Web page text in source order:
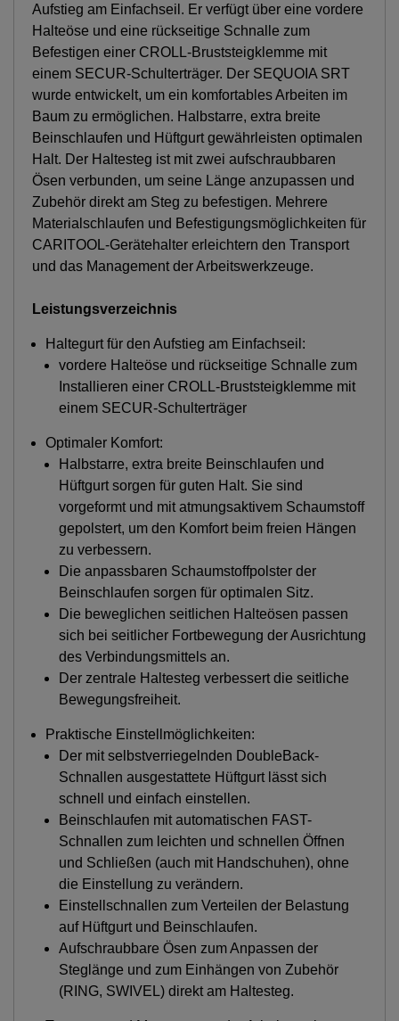
Aufstieg am Einfachseil. Er verfügt über eine vordere
Halteöse und eine rückseitige Schnalle zum
Befestigen einer CROLL-Bruststeigklemme mit
einem SECUR-Schulterträger. Der SEQUOIA SRT
wurde entwickelt, um ein komfortables Arbeiten im
Baum zu ermöglichen. Halbstarre, extra breite
Beinschlaufen und Hüftgurt gewährleisten optimalen
Halt. Der Haltesteg ist mit zwei aufschraubbaren
Ösen verbunden, um seine Länge anzupassen und
Zubehör direkt am Steg zu befestigen. Mehrere
Materialschlaufen und Befestigungsmöglichkeiten für
CARITOOL-Gerätehalter erleichtern den Transport
und das Management der Arbeitswerkzeuge.
Leistungsverzeichnis
Haltegurt für den Aufstieg am Einfachseil:
vordere Halteöse und rückseitige Schnalle zum
Installieren einer CROLL-Bruststeigklemme mit
einem SECUR-Schulterträger
Optimaler Komfort:
Halbstarre, extra breite Beinschlaufen und
Hüftgurt sorgen für guten Halt. Sie sind
vorgeformt und mit atmungsaktivem Schaumstoff
gepolstert, um den Komfort beim freien Hängen
zu verbessern.
Die anpassbaren Schaumstoffpolster der
Beinschlaufen sorgen für optimalen Sitz.
Die beweglichen seitlichen Halteösen passen
sich bei seitlicher Fortbewegung der Ausrichtung
des Verbindungsmittels an.
Der zentrale Haltesteg verbessert die seitliche
Bewegungsfreiheit.
Praktische Einstellmöglichkeiten:
Der mit selbstverriegelnden DoubleBack-
Schnallen ausgestattete Hüftgurt lässt sich
schnell und einfach einstellen.
Beinschlaufen mit automatischen FAST-
Schnallen zum leichten und schnellen Öffnen
und Schließen (auch mit Handschuhen), ohne
die Einstellung zu verändern.
Einstellschnallen zum Verteilen der Belastung
auf Hüftgurt und Beinschlaufen.
Aufschraubbare Ösen zum Anpassen der
Steglänge und zum Einhängen von Zubehör
(RING, SWIVEL) direkt am Haltesteg.